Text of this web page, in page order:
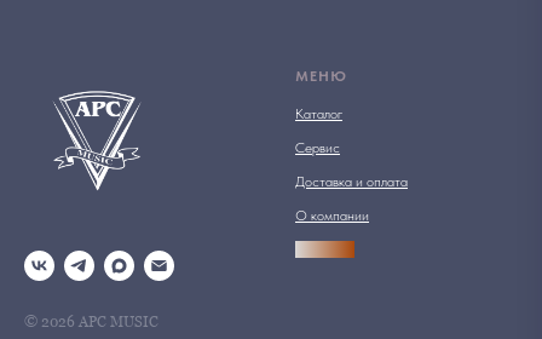
© 2026 АРС MUSIC
МЕНЮ
Каталог
Сервис
Доставка и оплата
О компании